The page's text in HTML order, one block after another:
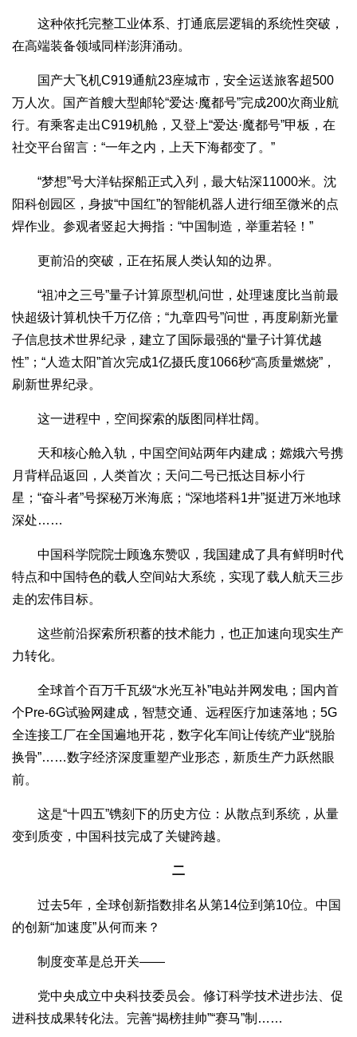
这种依托完整工业体系、打通底层逻辑的系统性突破，
在高端装备领域同样澎湃涌动。
国产大飞机C919通航23座城市，安全运送旅客超500
万人次。国产首艘大型邮轮“爱达·魔都号”完成200次商业航
行。有乘客走出C919机舱，又登上“爱达·魔都号”甲板，在
社交平台留言：“一年之内，上天下海都变了。”
“梦想”号大洋钻探船正式入列，最大钻深11000米。沈
阳科创园区，身披“中国红”的智能机器人进行细至微米的点
焊作业。参观者竖起大拇指：“中国制造，举重若轻！”
更前沿的突破，正在拓展人类认知的边界。
“祖冲之三号”量子计算原型机问世，处理速度比当前最
快超级计算机快千万亿倍；“九章四号”问世，再度刷新光量
子信息技术世界纪录，建立了国际最强的“量子计算优越
性”；“人造太阳”首次完成1亿摄氏度1066秒“高质量燃烧”，
刷新世界纪录。
这一进程中，空间探索的版图同样壮阔。
天和核心舱入轨，中国空间站两年内建成；嫦娥六号携
月背样品返回，人类首次；天问二号已抵达目标小行
星；“奋斗者”号探秘万米海底；“深地塔科1井”挺进万米地球
深处……
中国科学院院士顾逸东赞叹，我国建成了具有鲜明时代
特点和中国特色的载人空间站大系统，实现了载人航天三步
走的宏伟目标。
这些前沿探索所积蓄的技术能力，也正加速向现实生产
力转化。
全球首个百万千瓦级“水光互补”电站并网发电；国内首
个Pre-6G试验网建成，智慧交通、远程医疗加速落地；5G
全连接工厂在全国遍地开花，数字化车间让传统产业“脱胎
换骨”……数字经济深度重塑产业形态，新质生产力跃然眼
前。
这是“十四五”镌刻下的历史方位：从散点到系统，从量
变到质变，中国科技完成了关键跨越。
二
过去5年，全球创新指数排名从第14位到第10位。中国
的创新“加速度”从何而来？
制度变革是总开关——
党中央成立中央科技委员会。修订科学技术进步法、促
进科技成果转化法。完善“揭榜挂帅”“赛马”制……